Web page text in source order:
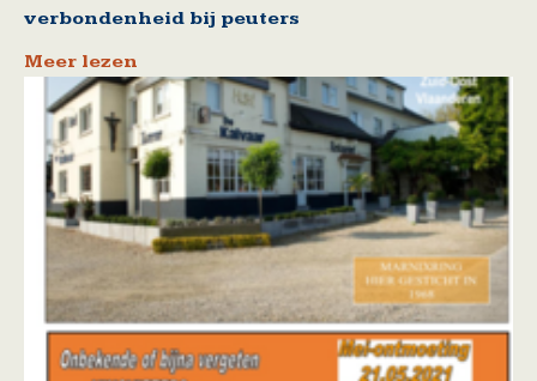
verbondenheid bij peuters
Meer lezen